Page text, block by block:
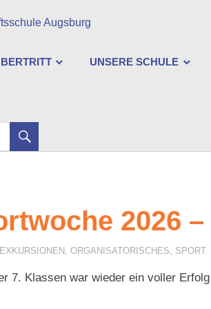
UNSERE SCHULE
2026 –
, ORGANISATORISCHES, SPORT
7. Klassen war wieder ein voller